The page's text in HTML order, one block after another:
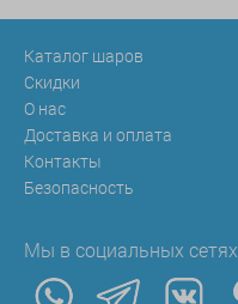
Каталог шаров
Скидки
О нас
Доставка и оплата
Контакты
Безопасность
Мы в социальных сетях